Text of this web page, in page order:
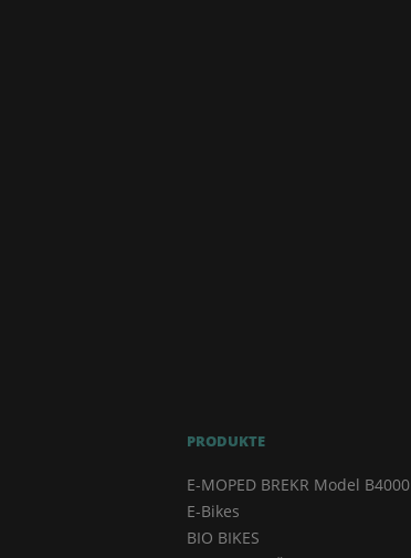
PRODUKTE
E-MOPED BREKR Model B4000
E-Bikes
BIO BIKES